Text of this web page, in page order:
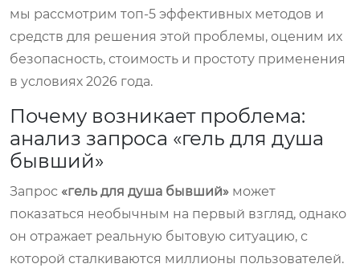
мы рассмотрим топ-5 эффективных методов и
средств для решения этой проблемы, оценим их
безопасность, стоимость и простоту применения
в условиях 2026 года.
Почему возникает проблема:
анализ запроса «гель для душа
бывший»
Запрос «гель для душа бывший» может
показаться необычным на первый взгляд, однако
он отражает реальную бытовую ситуацию, с
которой сталкиваются миллионы пользователей.